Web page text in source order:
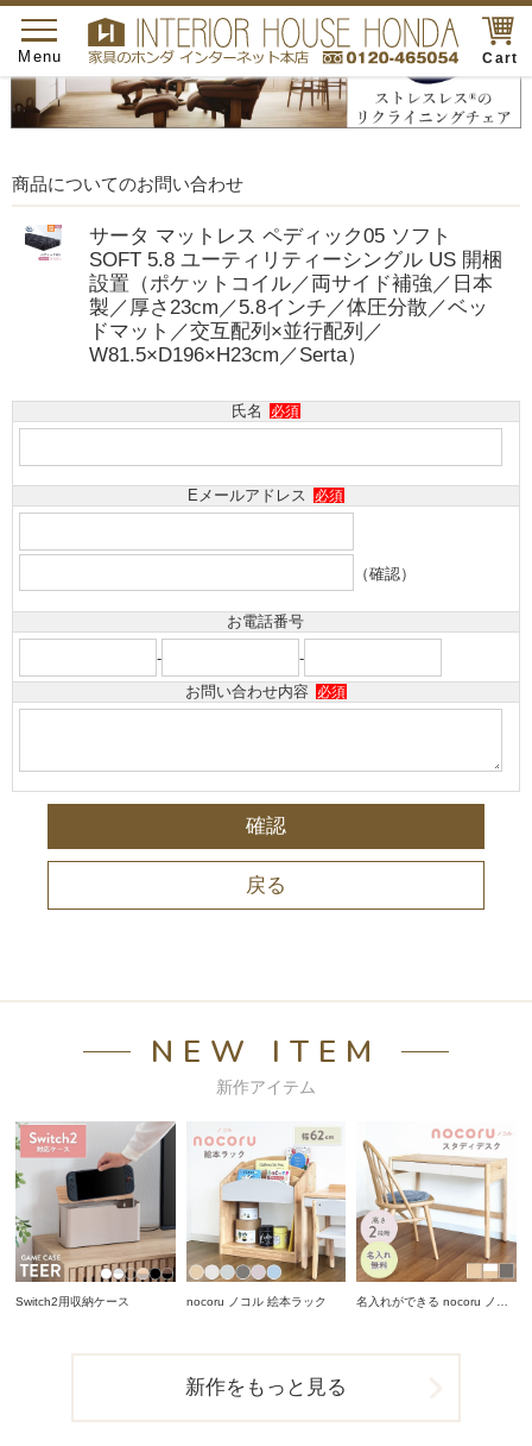
Cart
toggle
navigation
Menu
商品についてのお問い合わせ
サータ マットレス ペディック05 ソフト
SOFT 5.8 ユーティリティーシングル US 開梱
設置（ポケットコイル／両サイド補強／日本
製／厚さ23cm／5.8インチ／体圧分散／ベッ
ドマット／交互配列×並行配列／
W81.5×D196×H23cm／Serta）
氏名 必須
Eメールアドレス 必須
（確認）
お電話番号
-
-
お問い合わせ内容
必須
NEW ITEM
新作アイテム
Switch2用収納ケース nocoru ノコル 絵本ラック
名入れができる nocoru ノコ
新作をもっと見る